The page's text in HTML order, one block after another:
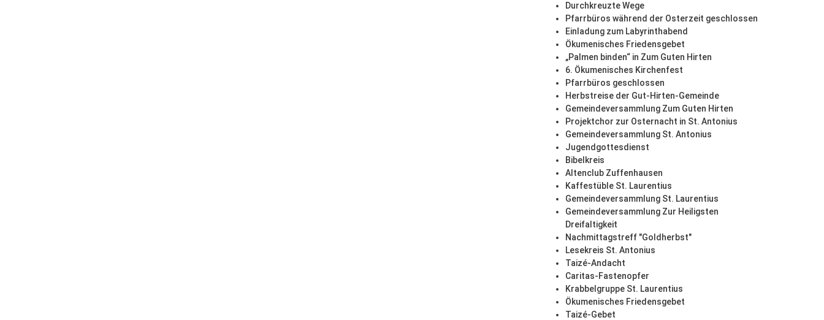
Durchkreuzte Wege
Pfarrbüros während der Osterzeit geschlossen
Einladung zum Labyrinthabend
Ökumenisches Friedensgebet
„Palmen binden“ in Zum Guten Hirten
6. Ökumenisches Kirchenfest
Pfarrbüros geschlossen
Herbstreise der Gut-Hirten-Gemeinde
Gemeindeversammlung Zum Guten Hirten
Projektchor zur Osternacht in St. Antonius
Gemeindeversammlung St. Antonius
Jugendgottesdienst
Bibelkreis
Altenclub Zuffenhausen
Kaffestüble St. Laurentius
Gemeindeversammlung St. Laurentius
Gemeindeversammlung Zur Heiligsten
Dreifaltigkeit
Nachmittagstreff "Goldherbst"
Lesekreis St. Antonius
Taizé-Andacht
Caritas-Fastenopfer
Krabbelgruppe St. Laurentius
Ökumenisches Friedensgebet
Taizé-Gebet